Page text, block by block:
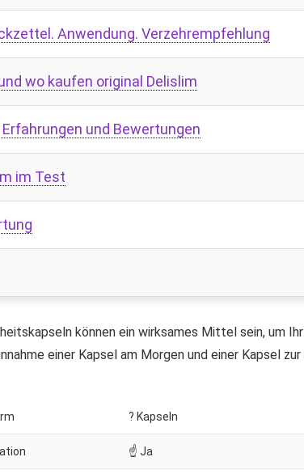
Anwendung. Verzehrempfehlung
wo kaufen original Delislim
und Bewertungen
im Test
können ein wirksames Mittel sein, um
einer Kapsel am Morgen und einer Kapsel
? Kapseln
☝ Ja